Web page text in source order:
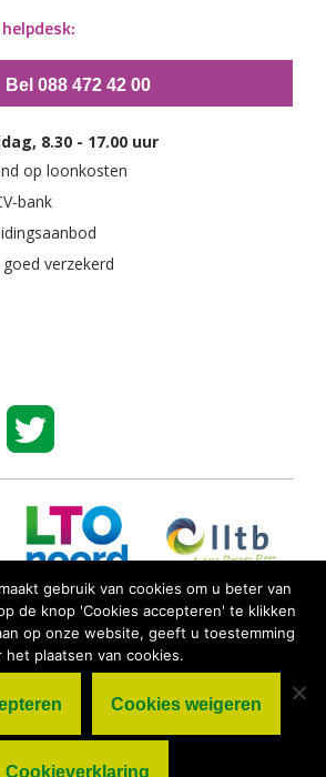
Bel 088 472 42 00
8.30 - 17.00 uur
op loonkosten
bank
verzekerd
BV |Algemene
|Privacy statement
gebruik van cookies om u beter van
de knop 'Cookies accepteren' te klikken
op onze website, geeft u toestemming
het plaatsen van cookies.
Cookies weigeren
Cookieverklaring